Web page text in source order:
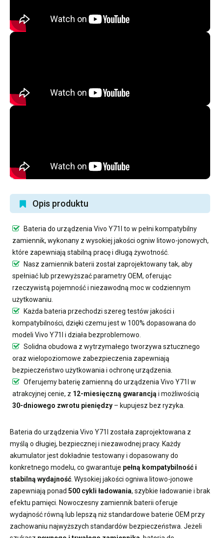
Opis produktu
Bateria do urządzenia Vivo Y71I to w pełni kompatybilny
zamiennik, wykonany z wysokiej jakości ogniw litowo-jonowych,
które zapewniają stabilną pracę i długą żywotność.
Nasz zamiennik baterii został zaprojektowany tak, aby
spełniać lub przewyższać parametry OEM, oferując
rzeczywistą pojemność i niezawodną moc w codziennym
użytkowaniu.
Każda bateria przechodzi szereg testów jakości i
kompatybilności, dzięki czemu jest w 100% dopasowana do
modeli Vivo Y71I i działa bezproblemowo.
Solidna obudowa z wytrzymałego tworzywa sztucznego
oraz wielopoziomowe zabezpieczenia zapewniają
bezpieczeństwo użytkowania i ochronę urządzenia.
Oferujemybaterię zamienną do urządzenia Vivo Y71I w
atrakcyjnej cenie, z 12-miesięczną gwarancją i możliwością
30-dniowego zwrotu pieniędzy – kupujesz bez ryzyka.
Bateria do urządzenia Vivo Y71I została zaprojektowana z
myślą o długiej, bezpiecznej i niezawodnej pracy. Każdy
akumulator jest dokładnie testowany i dopasowany do
konkretnego modelu, co gwarantuje pełną kompatybilność i
stabilną wydajność . Wysokiej jakości ogniwa litowo-jonowe
zapewniają ponad 500 cykli ładowania, szybkie ładowanie i brak
efektu pamięci. Nowoczesny zamiennik baterii oferuje
wydajność równą lub lepszą niż standardowe baterie OEM przy
zachowaniu najwyższych standardów bezpieczeństwa. Jeżeli